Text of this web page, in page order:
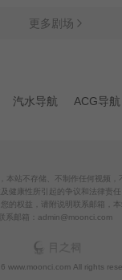
更多剧场
汽水导航 ACG导航
本站不存储、不制作任何视频，
健康性所引起的争议和法律责任
的权益，请附说明联系邮箱，本
联系邮箱：admin@moonci.com
www.moonci.com All rights